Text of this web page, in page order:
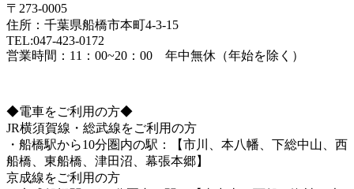
〒273-0005
住所：千葉県船橋市本町4-3-15
TEL:047-423-0172
営業時間：11：00~20：00 年中無休（年始を除く）
◆電車をご利用の方◆
JR横須賀線・総武線をご利用の方
・船橋駅から10分圏内の駅：【市川、本八幡、下総中山、西
船橋、東船橋、津田沼、幕張本郷】
京成線をご利用の方